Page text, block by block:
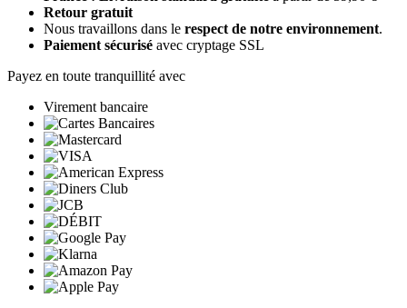
Retour gratuit
Nous travaillons dans le respect de notre environnement.
Paiement sécurisé avec cryptage SSL
Payez en toute tranquillité avec
Virement bancaire